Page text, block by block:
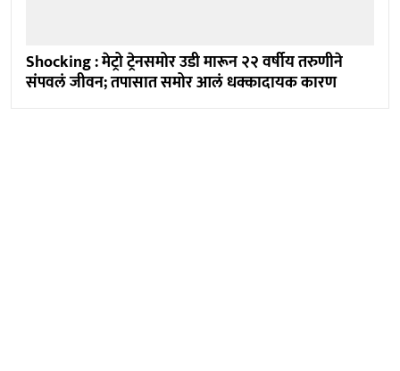
Shocking : मेट्रो ट्रेनसमोर उडी मारून २२ वर्षीय तरुणीने
संपवलं जीवन; तपासात समोर आलं धक्कादायक कारण